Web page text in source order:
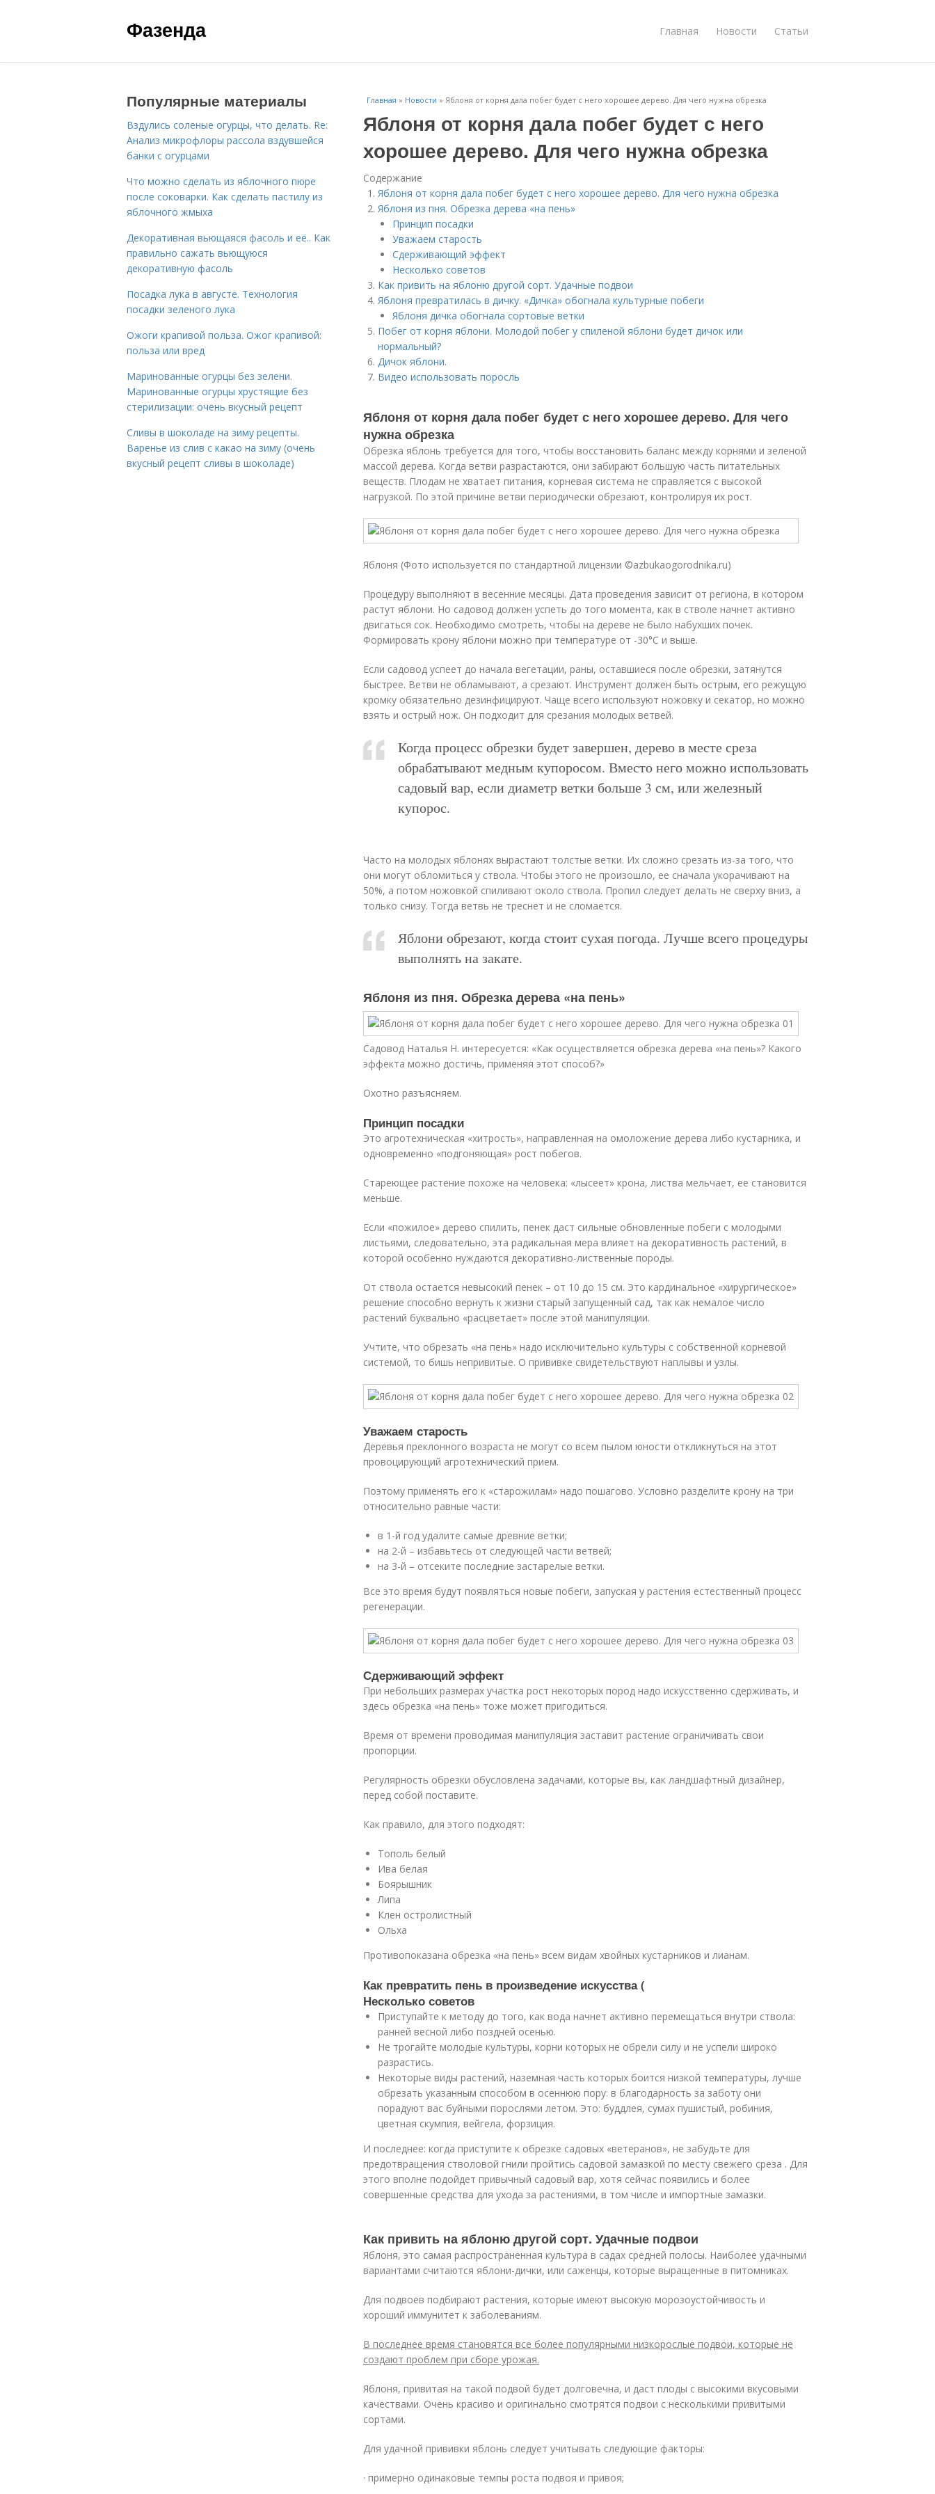
Фазенда Главная Новости Статьи
Главная » Новости » Яблоня от корня дала побег будет с него хорошее дерево. Для чего нужна обрезка
Яблоня от корня дала побег будет с него
хорошее дерево. Для чего нужна обрезка
Содержание
Яблоня от корня дала побег будет с него хорошее дерево. Для чего нужна обрезка
Яблоня из пня. Обрезка дерева «на пень»
Принцип посадки
Уважаем старость
Сдерживающий эффект
Несколько советов
Как привить на яблоню другой сорт. Удачные подвои
Яблоня превратилась в дичку. «Дичка» обогнала культурные побеги
Яблоня дичка обогнала сортовые ветки
Побег от корня яблони. Молодой побег у спиленой яблони будет дичок или
нормальный?
Дичок яблони.
Видео использовать поросль
Яблоня от корня дала побег будет с него хорошее дерево. Для чего
нужна обрезка
Обрезка яблонь требуется для того, чтобы восстановить баланс между корнями и зеленой
массой дерева. Когда ветви разрастаются, они забирают большую часть питательных
веществ. Плодам не хватает питания, корневая система не справляется с высокой
нагрузкой. По этой причине ветви периодически обрезают, контролируя их рост.
Яблоня (Фото используется по стандартной лицензии ©azbukaogorodnika.ru)
Процедуру выполняют в весенние месяцы. Дата проведения зависит от региона, в котором
растут яблони. Но садовод должен успеть до того момента, как в стволе начнет активно
двигаться сок. Необходимо смотреть, чтобы на дереве не было набухших почек.
Формировать крону яблони можно при температуре от -30°С и выше.
Если садовод успеет до начала вегетации, раны, оставшиеся после обрезки, затянутся
быстрее. Ветви не обламывают, а срезают. Инструмент должен быть острым, его режущую
кромку обязательно дезинфицируют. Чаще всего используют ножовку и секатор, но можно
взять и острый нож. Он подходит для срезания молодых ветвей.
Когда процесс обрезки будет завершен, дерево в месте среза
обрабатывают медным купоросом. Вместо него можно использовать
садовый вар, если диаметр ветки больше 3 см, или железный
купорос.
Часто на молодых яблонях вырастают толстые ветки. Их сложно срезать из-за того, что
они могут обломиться у ствола. Чтобы этого не произошло, ее сначала укорачивают на
50%, а потом ножовкой спиливают около ствола. Пропил следует делать не сверху вниз, а
только снизу. Тогда ветвь не треснет и не сломается.
Яблони обрезают, когда стоит сухая погода. Лучше всего процедуры
выполнять на закате.
Яблоня из пня. Обрезка дерева «на пень»
Садовод Наталья Н. интересуется: «Как осуществляется обрезка дерева «на пень»? Какого
эффекта можно достичь, применяя этот способ?»
Охотно разъясняем.
Принцип посадки
Это агротехническая «хитрость», направленная на омоложение дерева либо кустарника, и
одновременно «подгоняющая» рост побегов.
Стареющее растение похоже на человека: «лысеет» крона, листва мельчает, ее становится
меньше.
Если «пожилое» дерево спилить, пенек даст сильные обновленные побеги с молодыми
листьями, следовательно, эта радикальная мера влияет на декоративность растений, в
которой особенно нуждаются декоративно-лиственные породы.
От ствола остается невысокий пенек – от 10 до 15 см. Это кардинальное «хирургическое»
решение способно вернуть к жизни старый запущенный сад, так как немалое число
растений буквально «расцветает» после этой манипуляции.
Учтите, что обрезать «на пень» надо исключительно культуры с собственной корневой
системой, то бишь непривитые. О прививке свидетельствуют наплывы и узлы.
Уважаем старость
Деревья преклонного возраста не могут со всем пылом юности откликнуться на этот
провоцирующий агротехнический прием.
Поэтому применять его к «старожилам» надо пошагово. Условно разделите крону на три
относительно равные части:
в 1-й год удалите самые древние ветки;
на 2-й – избавьтесь от следующей части ветвей;
на 3-й – отсеките последние застарелые ветки.
Все это время будут появляться новые побеги, запуская у растения естественный процесс
регенерации.
Сдерживающий эффект
При небольших размерах участка рост некоторых пород надо искусственно сдерживать, и
здесь обрезка «на пень» тоже может пригодиться.
Время от времени проводимая манипуляция заставит растение ограничивать свои
пропорции.
Регулярность обрезки обусловлена задачами, которые вы, как ландшафтный дизайнер,
перед собой поставите.
Как правило, для этого подходят:
Тополь белый
Ива белая
Боярышник
Липа
Клен остролистный
Ольха
Противопоказана обрезка «на пень» всем видам хвойных кустарников и лианам.
Как превратить пень в произведение искусства (
Несколько советов
Приступайте к методу до того, как вода начнет активно перемещаться внутри ствола:
ранней весной либо поздней осенью.
Не трогайте молодые культуры, корни которых не обрели силу и не успели широко
разрастись.
Некоторые виды растений, наземная часть которых боится низкой температуры, лучше
обрезать указанным способом в осеннюю пору: в благодарность за заботу они
порадуют вас буйными порослями летом. Это: буддлея, сумах пушистый, робиния,
цветная скумпия, вейгела, форзиция.
И последнее: когда приступите к обрезке садовых «ветеранов», не забудьте для
предотвращения стволовой гнили пройтись садовой замазкой по месту свежего среза . Для
этого вполне подойдет привычный садовый вар, хотя сейчас появились и более
совершенные средства для ухода за растениями, в том числе и импортные замазки.
Как привить на яблоню другой сорт. Удачные подвои
Яблоня, это самая распространенная культура в садах средней полосы. Наиболее удачными
вариантами считаются яблони-дички, или саженцы, которые выращенные в питомниках.
Для подвоев подбирают растения, которые имеют высокую морозоустойчивость и
хороший иммунитет к заболеваниям.
В последнее время становятся все более популярными низкорослые подвои, которые не
создают проблем при сборе урожая.
Яблоня, привитая на такой подвой будет долговечна, и даст плоды с высокими вкусовыми
качествами. Очень красиво и оригинально смотрятся подвои с несколькими привитыми
сортами.
Для удачной прививки яблонь следует учитывать следующие факторы:
· примерно одинаковые темпы роста подвоя и привоя;
Популярные материалы
Вздулись соленые огурцы, что делать. Re:
Анализ микрофлоры рассола вздувшейся
банки с огурцами
Что можно сделать из яблочного пюре
после соковарки. Как сделать пастилу из
яблочного жмыха
Декоративная вьющаяся фасоль и её.. Как
правильно сажать вьющуюся
декоративную фасоль
Посадка лука в августе. Технология
посадки зеленого лука
Ожоги крапивой польза. Ожог крапивой:
польза или вред
Маринованные огурцы без зелени.
Маринованные огурцы хрустящие без
стерилизации: очень вкусный рецепт
Сливы в шоколаде на зиму рецепты.
Варенье из слив с какао на зиму (очень
вкусный рецепт сливы в шоколаде)